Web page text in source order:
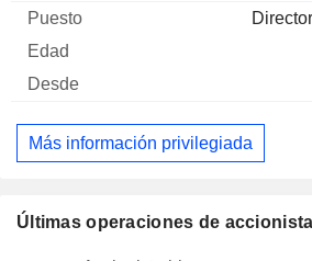
Más información privilegiada
Últimas operaciones de